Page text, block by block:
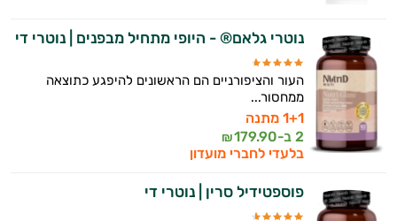
נוטרי גלאם® - היופי מתחיל מבפנים | נוטרי די
העור והציפורניים הם הראשונים להיפגע כתוצאה
ממחסור...
1+1 מתנה
2 ב-
179.90
₪
בלעדי לחברי מועדון
פוספטידיל סרין | נוטרי די